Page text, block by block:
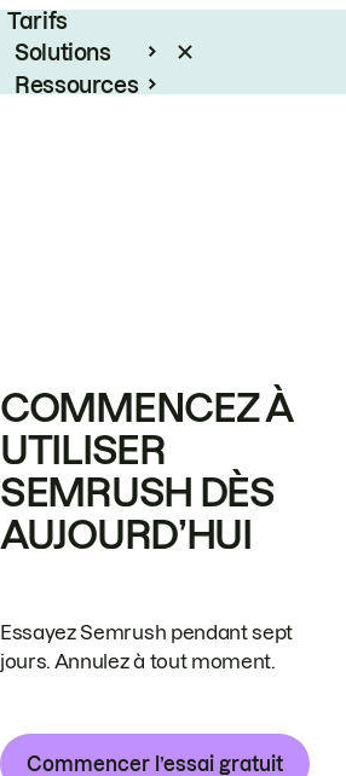
Tarifs
Solutions
Ressources
COMMENCEZ À
UTILISER
SEMRUSH DÈS
AUJOURD’HUI
Essayez Semrush pendant sept
jours. Annulez à tout moment.
Commencer l’essai gratuit